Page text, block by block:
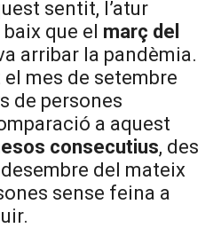
sentit, l’atur
que el març del
arribar la pandèmia.
mes de setembre
de persones
a aquest
consecutius, des
del mateix
sense feina a